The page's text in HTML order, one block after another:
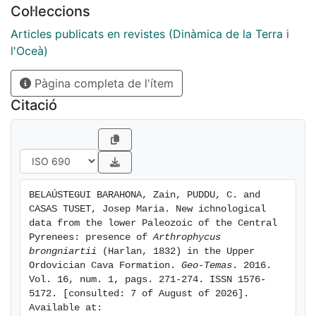
of the ichnosubspecies A. brongniartii protrusiva
(Seilacher, 2000) can be observed. These data confirm
the Ordovician age of the study section, otherwise
well-established on the basis of its abundant fossil
content.
Col·leccions
Articles publicats en revistes (Dinàmica de la Terra i
l'Oceà)
Pàgina completa de l'ítem
Citació
BELAÚSTEGUI BARAHONA, Zain, PUDDU, C. and
CASAS TUSET, Josep Maria. New ichnological
data from the lower Paleozoic of the Central
Pyrenees: presence of Arthrophycus
brongniartii (Harlan, 1832) in the Upper
Ordovician Cava Formation. Geo-Temas . 2016.
Vol. 16, num. 1, pags. 271-274. ISSN 1576-
5172. [consulted: 7 of August of 2026].
Available at: